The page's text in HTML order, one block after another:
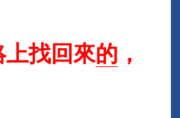
上找回來的 ，